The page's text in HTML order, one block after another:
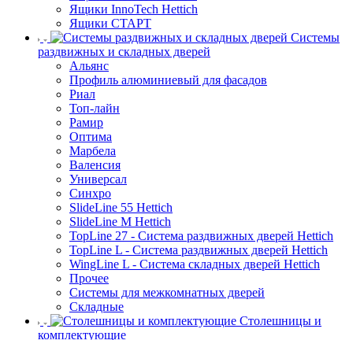
Ящики InnoTech Hettich
Ящики СТАРТ
Системы
раздвижных и складных дверей
Альянс
Профиль алюминиевый для фасадов
Риал
Топ-лайн
Рамир
Оптима
Марбела
Валенсия
Универсал
Синхро
SlideLine 55 Hettich
SlideLine M Hettich
TopLine 27 - Система раздвижных дверей Hettich
TopLine L - Система раздвижных дверей Hettich
WingLine L - Система складных дверей Hettich
Прочее
Системы для межкомнатных дверей
Складные
Столешницы и
комплектующие